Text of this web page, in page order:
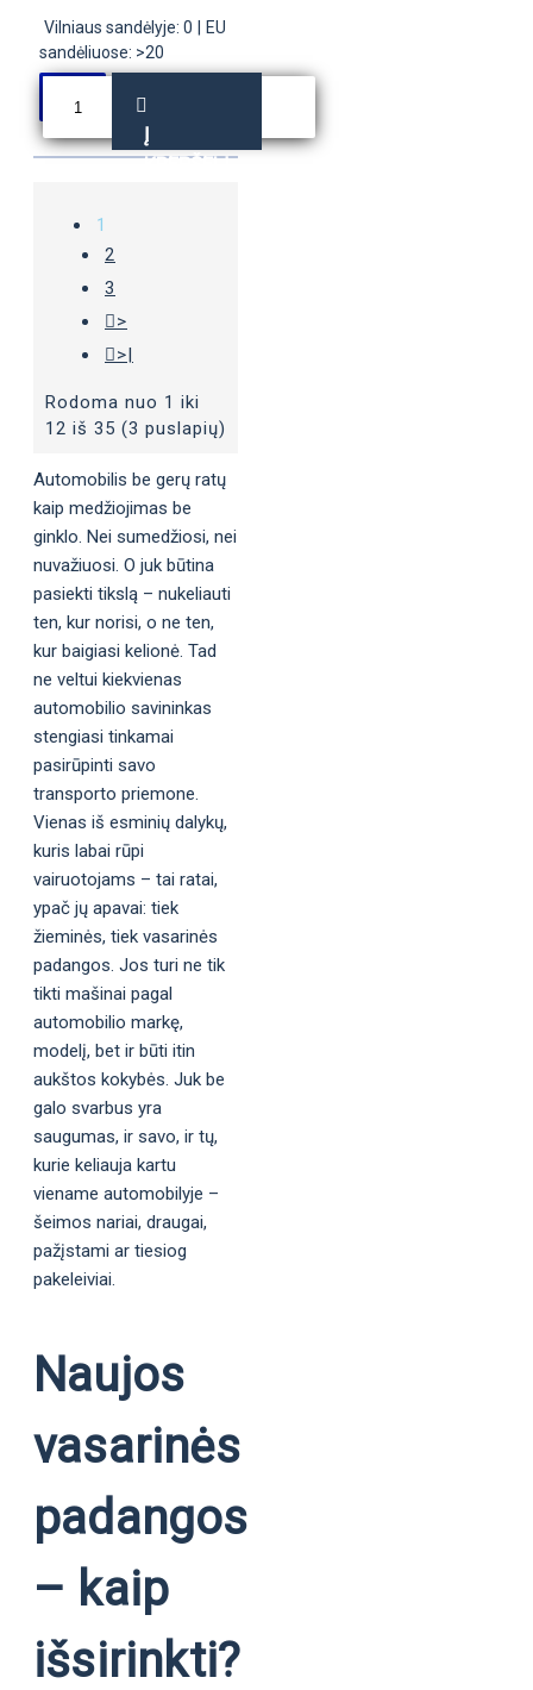
Vilniaus sandėlyje: 0
EU
sandėliuose: >20
Į
KREPŠELĮ
1
2
3
>
>|
Rodoma nuo 1 iki
12 iš 35 (3 puslapių)
Automobilis be gerų ratų
kaip medžiojimas be
ginklo. Nei sumedžiosi, nei
nuvažiuosi. O juk būtina
pasiekti tikslą – nukeliauti
ten, kur norisi, o ne ten,
kur baigiasi kelionė. Tad
ne veltui kiekvienas
automobilio savininkas
stengiasi tinkamai
pasirūpinti savo
transporto priemone.
Vienas iš esminių dalykų,
kuris labai rūpi
vairuotojams – tai ratai,
ypač jų apavai: tiek
žieminės, tiek vasarinės
padangos. Jos turi ne tik
tikti mašinai pagal
automobilio markę,
modelį, bet ir būti itin
aukštos kokybės. Juk be
galo svarbus yra
saugumas, ir savo, ir tų,
kurie keliauja kartu
viename automobilyje –
šeimos nariai, draugai,
pažįstami ar tiesiog
pakeleiviai.
Naujos
vasarinės
padangos
– kaip
išsirinkti?